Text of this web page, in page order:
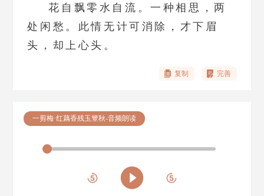
花自飘零水自流。一种相思，两
处闲愁。此情无计可消除，才下眉
头，却上心头。
复制 完善
一剪梅·红藕香残玉簟秋-音频朗读